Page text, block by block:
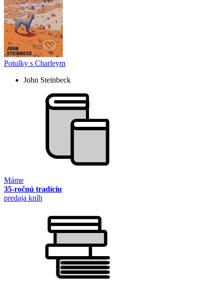
Potulky s Charleym
John Steinbeck
Máme
35-ročnú tradíciu
predaja kníh